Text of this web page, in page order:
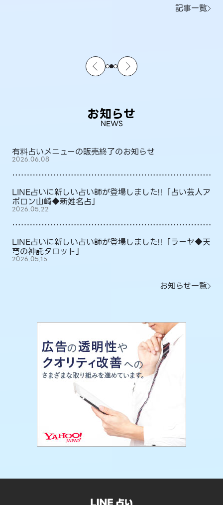
記事一覧
お知らせ
NEWS
有料占いメニューの販売終了のお知らせ
2026.06.08
LINE占いに新しい占い師が登場しました!!「占い芸人ア
ポロン山崎◆新姓名占」
2026.05.22
LINE占いに新しい占い師が登場しました!!「ラーヤ◆天
穹の神託タロット」
2026.05.15
お知らせ一覧